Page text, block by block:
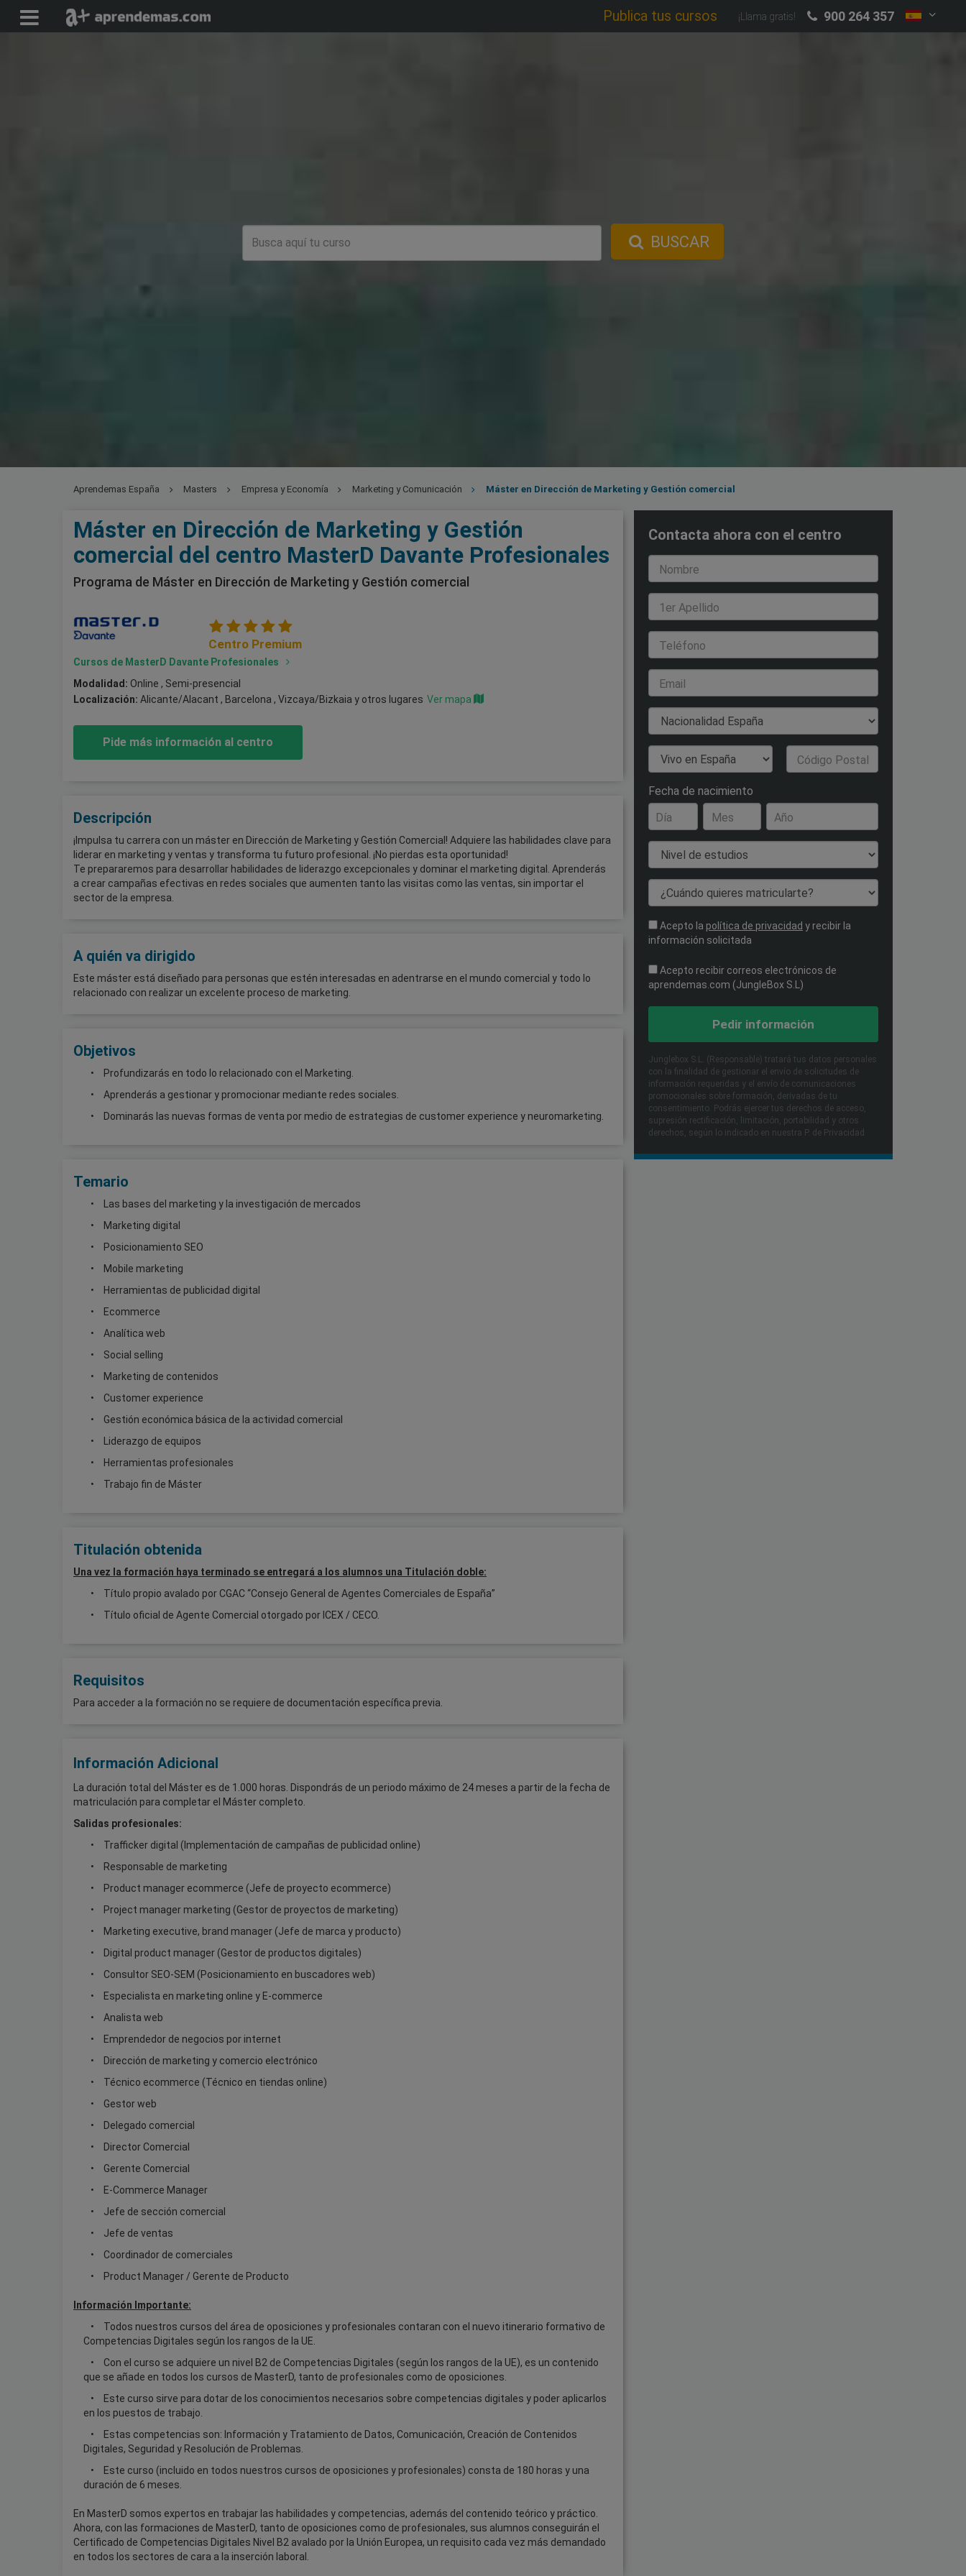
Publica tus cursos ¡Llama gratis! 900 264 357
BUSCAR
Aprendemas España Masters Empresa y Economía Marketing y Comunicación Máster en Dirección de Marketing y Gestión comercial
Máster en Dirección de Marketing y Gestión
comercial del centro MasterD Davante Profesionales
Programa de Máster en Dirección de Marketing y Gestión comercial
Centro Premium
Cursos de MasterD Davante Profesionales
Modalidad: Online , Semi-presencial
Localización: Alicante/Alacant , Barcelona , Vizcaya/Bizkaia y otros lugares Ver mapa
Pide más información al centro
Descripción
¡Impulsa tu carrera con un máster en Dirección de Marketing y Gestión Comercial! Adquiere las habilidades clave para
liderar en marketing y ventas y transforma tu futuro profesional. ¡No pierdas esta oportunidad!
Te prepararemos para desarrollar habilidades de liderazgo excepcionales y dominar el marketing digital. Aprenderás
a crear campañas efectivas en redes sociales que aumenten tanto las visitas como las ventas, sin importar el
sector de la empresa.
A quién va dirigido
Este máster está diseñado para personas que estén interesadas en adentrarse en el mundo comercial y todo lo
relacionado con realizar un excelente proceso de marketing.
Objetivos
Profundizarás en todo lo relacionado con el Marketing.
Aprenderás a gestionar y promocionar mediante redes sociales.
Dominarás las nuevas formas de venta por medio de estrategias de customer experience y neuromarketing.
Temario
Las bases del marketing y la investigación de mercados
Marketing digital
Posicionamiento SEO
Mobile marketing
Herramientas de publicidad digital
Ecommerce
Analítica web
Social selling
Marketing de contenidos
Customer experience
Gestión económica básica de la actividad comercial
Liderazgo de equipos
Herramientas profesionales
Trabajo fin de Máster
Titulación obtenida
Una vez la formación haya terminado se entregará a los alumnos una Titulación doble:
​Título propio avalado por CGAC “Consejo General de Agentes Comerciales de España”
Título oficial de Agente Comercial otorgado por ICEX / CECO.
Requisitos
Para acceder a la formación no se requiere de documentación específica previa.
Información Adicional
La duración total del Máster es de 1.000 horas. Dispondrás de un periodo máximo de 24 meses a partir de la fecha de
matriculación para completar el Máster completo.
Salidas profesionales:
Trafficker digital (Implementación de campañas de publicidad online)
Responsable de marketing
Product manager ecommerce (Jefe de proyecto ecommerce)
Project manager marketing (Gestor de proyectos de marketing)
Marketing executive, brand manager (Jefe de marca y producto)
Digital product manager (Gestor de productos digitales)
Consultor SEO-SEM (Posicionamiento en buscadores web)
Especialista en marketing online y E-commerce
Analista web
Emprendedor de negocios por internet
Dirección de marketing y comercio electrónico
Técnico ecommerce (Técnico en tiendas online)
Gestor web
Delegado comercial
Director Comercial
Gerente Comercial
E-Commerce Manager
Jefe de sección comercial
Jefe de ventas
Coordinador de comerciales
Product Manager / Gerente de Producto
Información Importante:
Todos nuestros cursos del área de oposiciones y profesionales contaran con el nuevo itinerario formativo de
Competencias Digitales según los rangos de la UE.
Con el curso se adquiere un nivel B2 de Competencias Digitales (según los rangos de la UE), es un contenido
que se añade en todos los cursos de MasterD, tanto de profesionales como de oposiciones.
Este curso sirve para dotar de los conocimientos necesarios sobre competencias digitales y poder aplicarlos
en los puestos de trabajo.
Estas competencias son: Información y Tratamiento de Datos, Comunicación, Creación de Contenidos
Digitales, Seguridad y Resolución de Problemas.
Este curso (incluido en todos nuestros cursos de oposiciones y profesionales) consta de 180 horas y una
duración de 6 meses.
En MasterD somos expertos en trabajar las habilidades y competencias, además del contenido teórico y práctico.
Ahora, con las formaciones de MasterD, tanto de oposiciones como de profesionales, sus alumnos conseguirán el
Certificado de Competencias Digitales Nivel B2 avalado por la Unión Europea, un requisito cada vez más demandado
en todos los sectores de cara a la inserción laboral.
Contacta ahora con el centro
Nombre
1er Apellido
Teléfono
Email
Nacionalidad
País de Residencia Código Postal
Fecha de nacimiento
Día
Mes Año
Nivel de estudios
¿Cuándo quieres matricularte?
Acepto la política de privacidad y recibir la
información solicitada
Acepto recibir correos electrónicos de
aprendemas.com (JungleBox S.L)
Pedir información
Junglebox S.L. (Responsable) tratará tus datos personales
con la finalidad de gestionar el envío de solicitudes de
información requeridas y el envío de comunicaciones
promocionales sobre formación, derivadas de tu
consentimiento. Podrás ejercer tus derechos de acceso,
supresión rectificación, limitación, portabilidad y otros
derechos, según lo indicado en nuestra P. de Privacidad​